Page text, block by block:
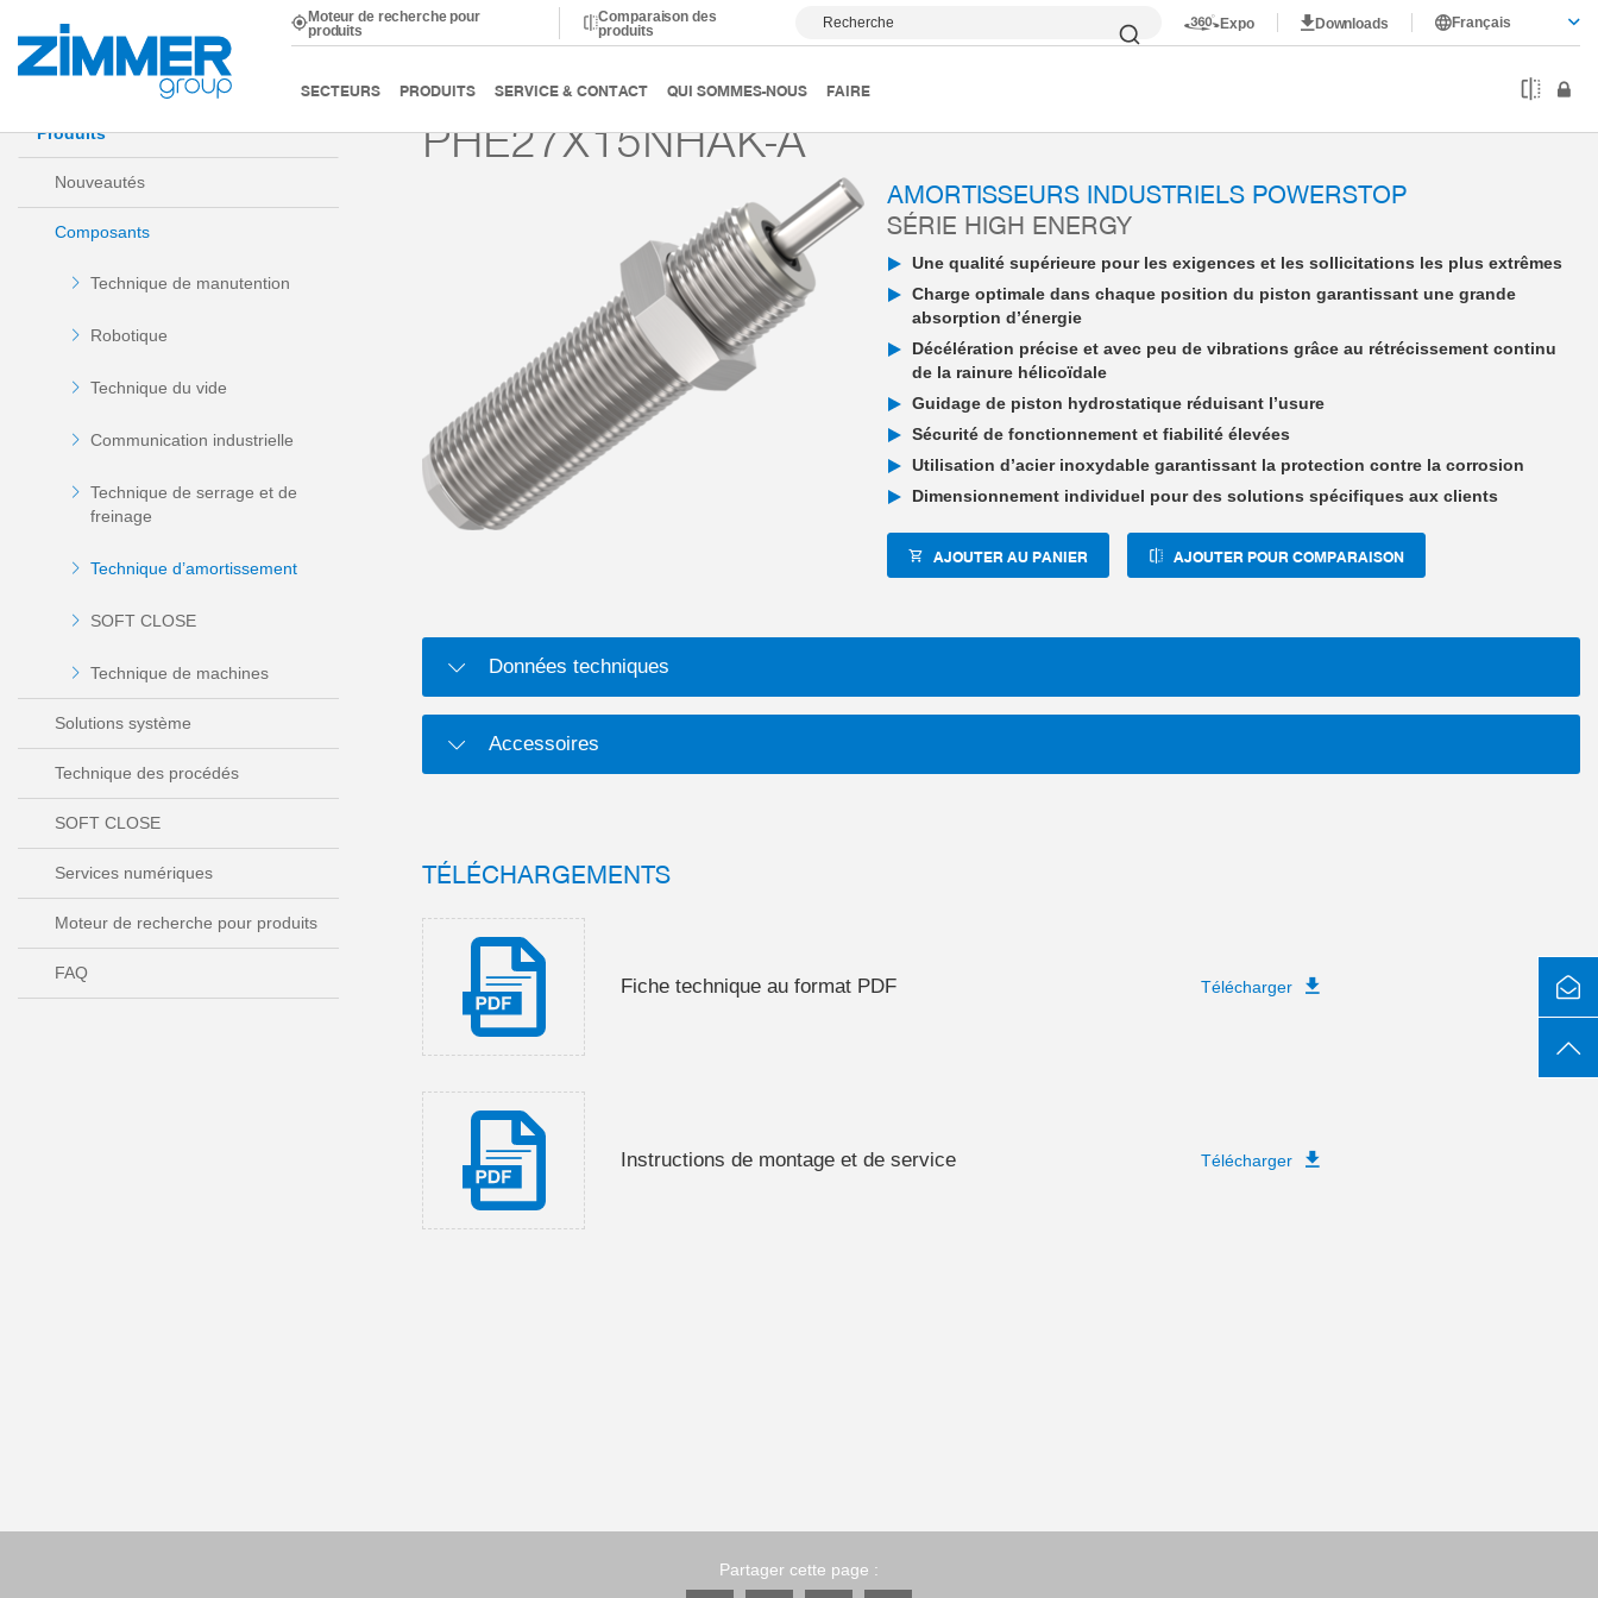
Moteur de recherche pour
produits
Comparaison des
produits
Recherche Expo Downloads Français
SECTEURS PRODUITS SERVICE & CONTACT QUI SOMMES-NOUS FAIRE
Démarrage Produits Composants Technique d’amortissement Amortisseur industriel PowerStop High Energy PHE27X15NHAK-A
Produits
Nouveautés
Composants
Technique de manutention
Robotique
Technique du vide
Communication industrielle
Technique de serrage et de
freinage
Technique d’amortissement
SOFT CLOSE
Technique de machines
Solutions système
Technique des procédés
SOFT CLOSE
Services numériques
Moteur de recherche pour produits
FAQ
PHE27X15NHAK-A
AMORTISSEURS INDUSTRIELS POWERSTOP
SÉRIE HIGH ENERGY
Une qualité supérieure pour les exigences et les sollicitations les plus extrêmes
Charge optimale dans chaque position du piston garantissant une grande
absorption d’énergie
Décélération précise et avec peu de vibrations grâce au rétrécissement continu
de la rainure hélicoïdale
Guidage de piston hydrostatique réduisant l’usure
Sécurité de fonctionnement et fiabilité élevées
Utilisation d’acier inoxydable garantissant la protection contre la corrosion
Dimensionnement individuel pour des solutions spécifiques aux clients
AJOUTER AU PANIER AJOUTER POUR COMPARAISON
Données techniques
Accessoires
TÉLÉCHARGEMENTS
Fiche technique au format PDF Télécharger
Instructions de montage et de service Télécharger
Partager cette page :